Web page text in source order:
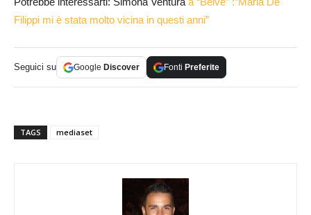
Filippi mi è stata molto vicina in questi anni”
Seguici su Google Discover Fonti Preferite
TAGS mediaset